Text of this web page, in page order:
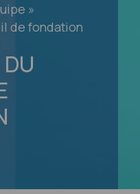
»
de fondation